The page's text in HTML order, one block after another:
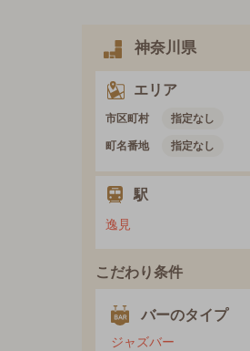
神奈川県
エリア
市区町村 指定なし
町名番地 指定なし
駅
逸見
こだわり条件
バーのタイプ
ジャズバー